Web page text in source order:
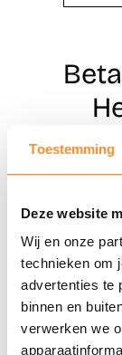
Toestemming
Deze website
Wij en onze
technieken om
advertenties te
binnen en
verwerken we